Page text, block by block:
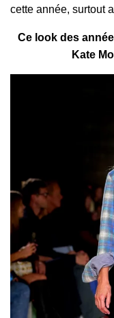
cette année, surtout
Ce look des
Kate